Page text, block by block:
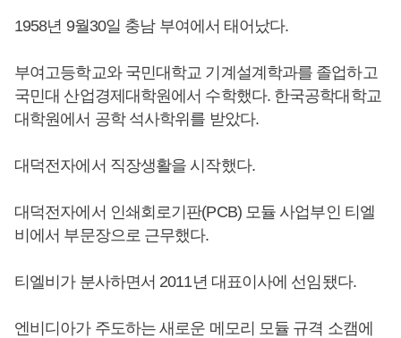
1958년 9월30일 충남 부여에서 태어났다.
부여고등학교와 국민대학교 기계설계학과를 졸업하고
국민대 산업경제대학원에서 수학했다. 한국공학대학교
대학원에서 공학 석사학위를 받았다.
대덕전자에서 직장생활을 시작했다.
대덕전자에서 인쇄회로기판(PCB) 모듈 사업부인 티엘
비에서 부문장으로 근무했다.
티엘비가 분사하면서 2011년 대표이사에 선임됐다.
엔비디아가 주도하는 새로운 메모리 모듈 규격 소캠에